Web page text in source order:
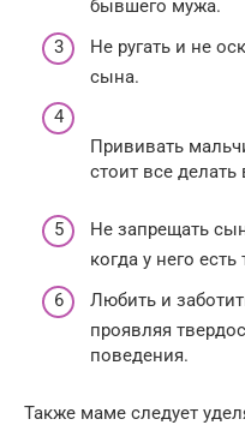
бывшего мужа.
Не ругать и не
сына.
Прививать
стоит все делать
Не запрещать
когда у него
Любить и
проявляя
поведения.
Также маме следует